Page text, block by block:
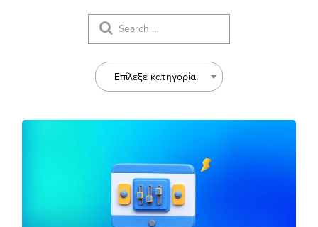
Επίλεξε κατηγορία